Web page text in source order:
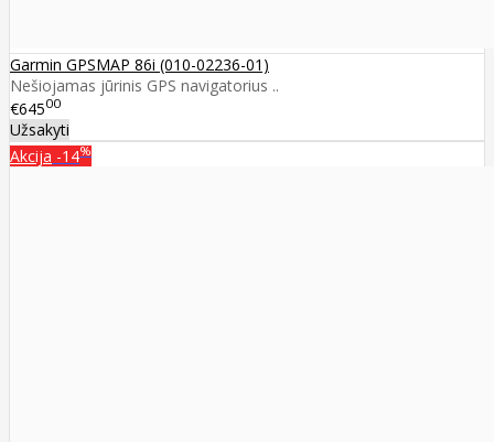
Garmin GPSMAP 86i (010-02236-01)
Nešiojamas jūrinis GPS navigatorius ..
€64500
Užsakyti
Akcija -14%